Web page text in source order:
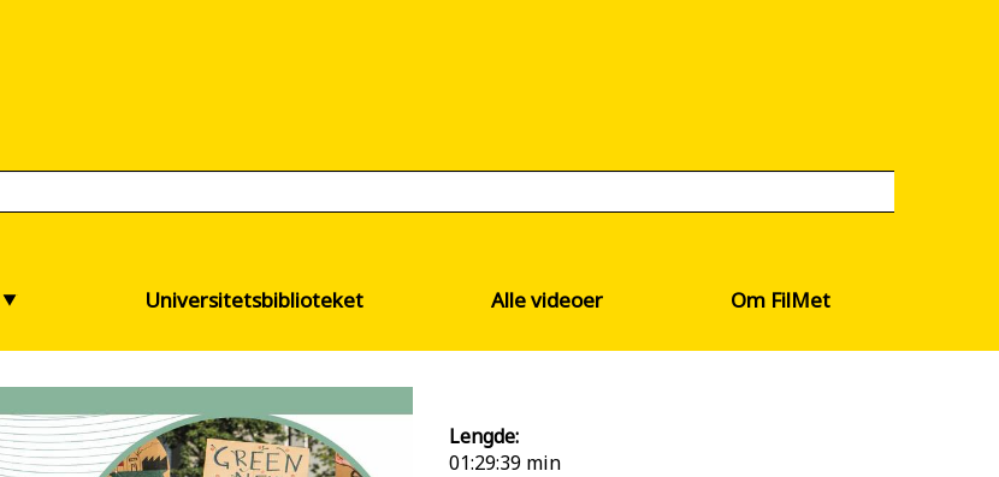
Universitetsbiblioteket Alle videoer Om FilMet
Lengde:
01:29:39 min